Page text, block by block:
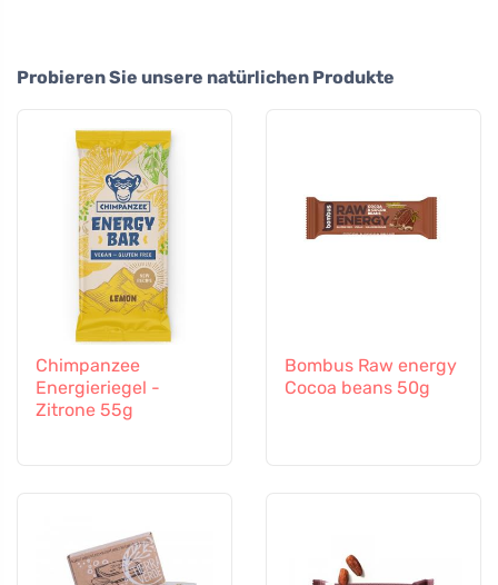
Probieren Sie unsere natürlichen Produkte
Chimpanzee
Energieriegel -
Zitrone 55g
Bombus Raw energy
Cocoa beans 50g